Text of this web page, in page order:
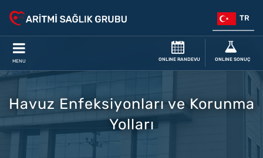
TR
MENU ONLINE RANDEVU ONLINE SONUÇ
Havuz Enfeksiyonları ve Korunma
Yolları